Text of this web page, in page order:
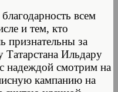
всем
и тем, кто
признательны за
Ильдару
смотрим на
кампанию на